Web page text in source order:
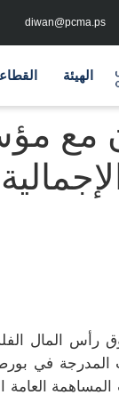
diwan@pcma.ps
الهيئة
مع
المال
في
العامة